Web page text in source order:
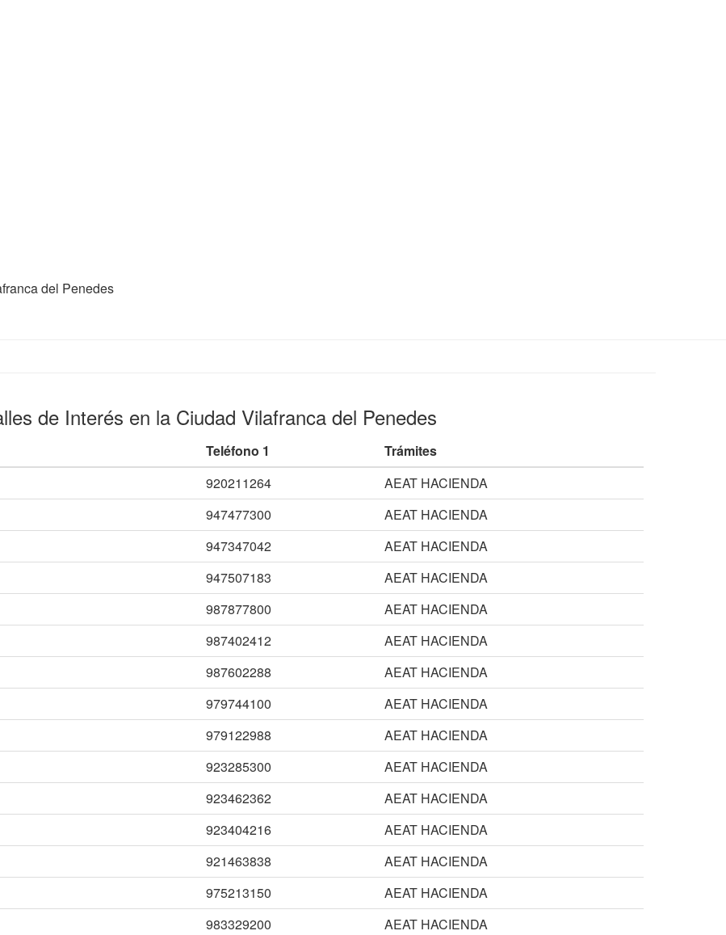
del Penedes
de Interés en la Ciudad Vilafranca del Penedes
Teléfono 1
Trámites
920211264
AEAT HACIENDA
947477300
AEAT HACIENDA
947347042
AEAT HACIENDA
947507183
AEAT HACIENDA
987877800
AEAT HACIENDA
987402412
AEAT HACIENDA
987602288
AEAT HACIENDA
979744100
AEAT HACIENDA
979122988
AEAT HACIENDA
923285300
AEAT HACIENDA
923462362
AEAT HACIENDA
923404216
AEAT HACIENDA
921463838
AEAT HACIENDA
975213150
AEAT HACIENDA
983329200 AEAT HACIENDA